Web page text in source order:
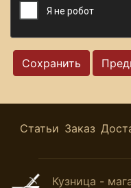
Статьи Заказ
Кузница -